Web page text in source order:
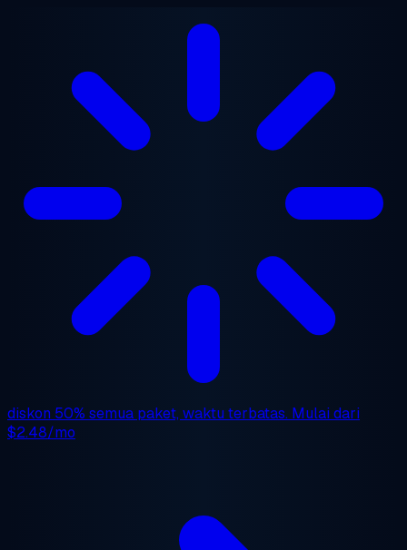
diskon 50% semua paket, waktu terbatas. Mulai dari
$2.48/mo